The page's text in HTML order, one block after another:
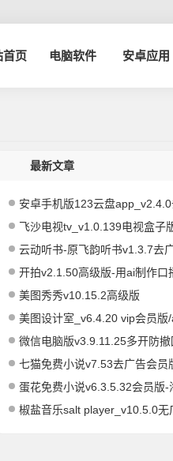
首页 电脑软件 安卓应用
最新文章
安卓手机版123云盘
飞沙电视tv_v1.0.139电视盒子
云动听书-原飞韵听书v1.3.7去广告纯
开拍v2.1.50高级版-用ai制作口
美图秀秀v10.15.2高级版
美图设计室_v6.4.20 vip会员版/ai
微信电脑版v3.9.11.25多开防撤
七猫免费小说v7.53去广告会员
蛋花免费小说v6.3.5.32会员版-海量免费小说
椒盐音乐salt player_v10.5.0无